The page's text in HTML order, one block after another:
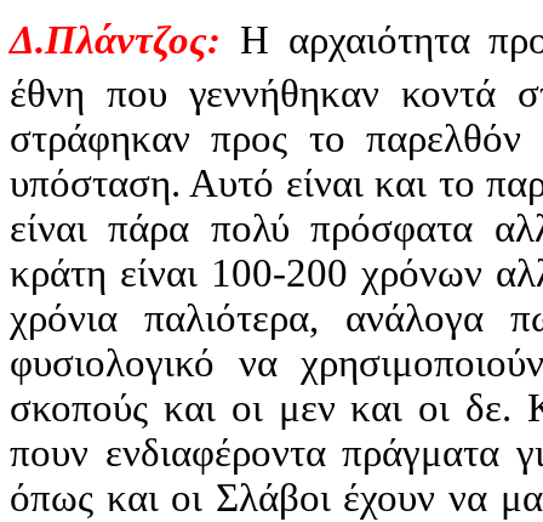
Δ.Πλάντζος: Η αρχαιότητα
έθνη που γεννήθηκαν κοντά
στράφηκαν προς το
υπόσταση. Αυτό είναι και το
είναι πάρα πολύ πρόσφατα
κράτη είναι 100-200 χρόνων
χρόνια παλιότερα, ανάλογα
φυσιολογικό να
σκοπούς και οι μεν και οι
πουν ενδιαφέροντα πράγματα
όπως και οι Σλάβοι έχουν να